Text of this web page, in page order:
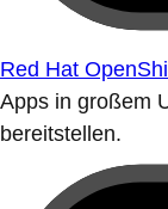
Red Hat
Apps in großem
bereitstellen.